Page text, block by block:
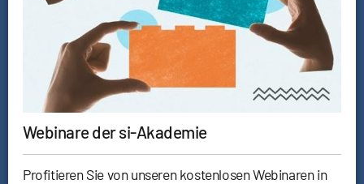
Webinare der si-Akademie
Profitieren Sie von unseren kostenlosen Webinaren in